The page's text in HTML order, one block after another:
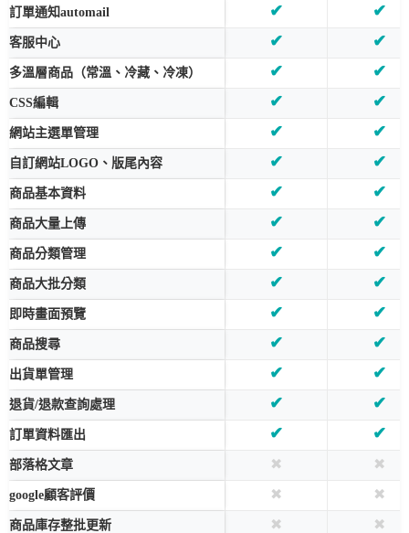
訂單通知automail ✔ ✔
客服中心 ✔ ✔
多溫層商品（常溫、冷藏、冷凍） ✔ ✔
CSS編輯 ✔ ✔
網站主選單管理 ✔ ✔
自訂網站LOGO、版尾內容 ✔ ✔
商品基本資料 ✔ ✔
商品大量上傳 ✔ ✔
商品分類管理 ✔ ✔
商品大批分類 ✔ ✔
即時畫面預覽 ✔ ✔
商品搜尋 ✔ ✔
出貨單管理 ✔ ✔
退貨/退款查詢處理 ✔ ✔
訂單資料匯出 ✔ ✔
部落格文章 ✖ ✖
google顧客評價 ✖ ✖
商品庫存整批更新 ✖ ✖